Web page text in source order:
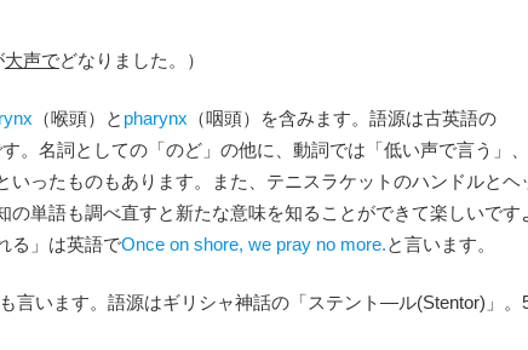
大声でどなりました。）
（喉頭）と pharynx （咽頭）を含みます。語源は古英語の
。名詞としての「のど」の他に、動詞では「低い声で言う」
ったものもあります。また、テニスラケットのハンドルとヘ
単語も調べ直すと新たな意味を知ることができて楽しいです
る」は英語でOnce on shore, we pray no more.と言います。
言います。語源はギリシャ神話の「ステント―ル(Stentor)」。